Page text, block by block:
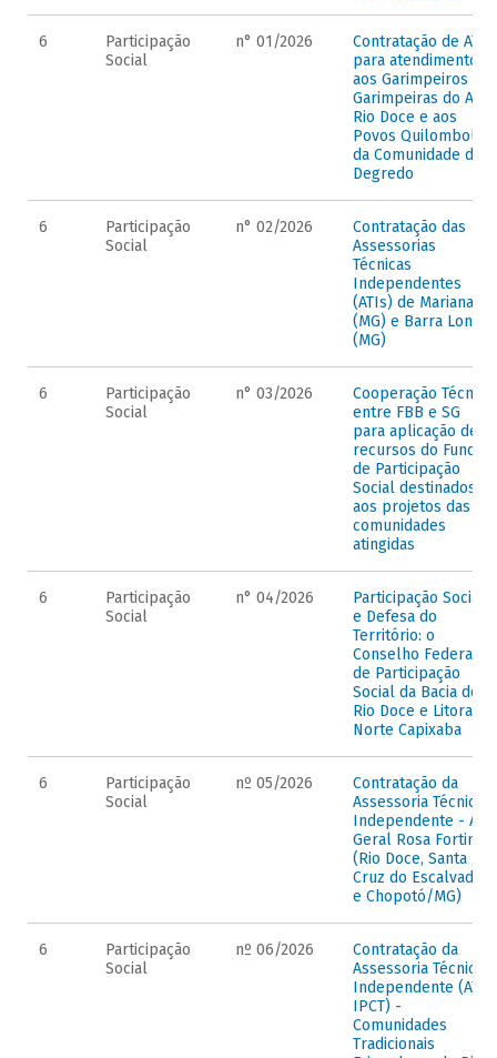
6
Participação
Social
n° 01/2026
Contratação de ATIs
para atendimento
aos Garimpeiros e
Garimpeiras do Alto
Rio Doce e aos
Povos Quilombolas
da Comunidade de
Degredo
6
Participação
Social
n° 02/2026
Contratação das
Assessorias
Técnicas
Independentes
(ATIs) de Mariana
(MG) e Barra Longa
(MG)
6
Participação
Social
n° 03/2026
Cooperação Técnica
entre FBB e SG
para aplicação de
recursos do Fundo
de Participação
Social destinados
aos projetos das
comunidades
atingidas
6
Participação
Social
n° 04/2026
Participação Social
e Defesa do
Território: o
Conselho Federal
de Participação
Social da Bacia do
Rio Doce e Litoral
Norte Capixaba
6
Participação
Social
nº 05/2026
Contratação da
Assessoria Técnica
Independente - ATI
Geral Rosa Fortini
(Rio Doce, Santa
Cruz do Escalvado
e Chopotó/MG)
6
Participação
Social
nº 06/2026
Contratação da
Assessoria Técnica
Independente (ATI
IPCT) -
Comunidades
Tradicionais